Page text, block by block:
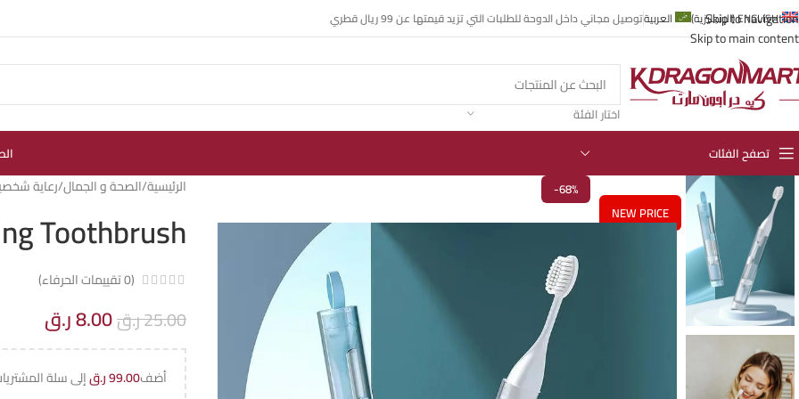
Skip to navigation
Skip to main content
ENGLISH
(الإنجليزية) العربيةتوصيل مجاني داخل الدوحة للطلبات التي تزيد قيمتها عن 99 ريال قطري
اختار الفئة
تصفح الفئات
-68%
NEW PRICE
الرئيسية الصحة و الجمال رعاية
Toothbrush
(
0تقييمات الحرفاء)
25.00ر.ق8.00ر.ق
أضف99.00ر.قإلى سلة